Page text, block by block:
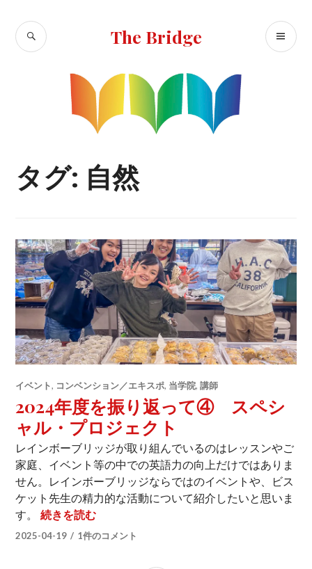
The Bridge
メ
検
タグ: 自然
イベント, コンベンション／エキスポ, 当学院,講師
2024年度を振り返って④ スペシ
ャル・プロジェクト
レインボーブリッジが取り組んでいるのはレッスンやご
家庭、イベント等の中での英語力の向上だけではありま
せん。レインボーブリッジならではのイベントや、ビス
ケット先生の精力的な活動について紹介したいと思いま
す。続きを読む2024年度を振り返って④ スペシャル・プ
2025-04-19 1件のコメント